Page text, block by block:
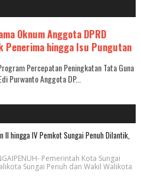
Oknum Anggota DPRD
Penerima hingga Isu Pungutan
Percepatan Peningkatan Tata Guna
Purwanto Anggota DP...
II hingga IV Pemkot Sungai Penuh Dilantik,
Pemerintah Kota Sungai
Sungai Penuh dan Wakil Walikota